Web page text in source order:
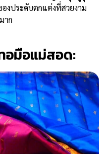
องประดับตกแต่งที่สวยงาม
าก
อมือแม่สอด: